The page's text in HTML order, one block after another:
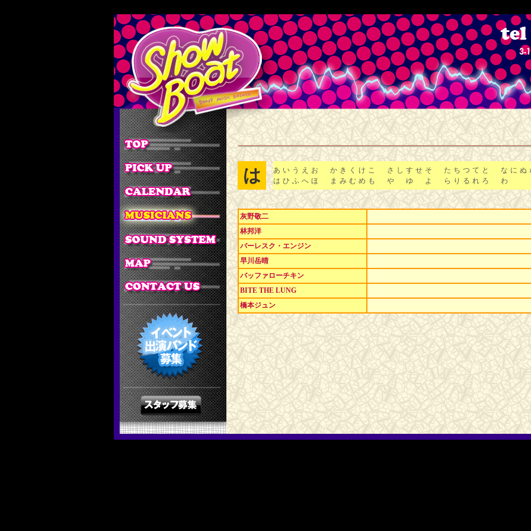
は あ い う え お か き く け こ さ し す せ そ た ち つ て と な に ぬ
は ひ ふ へ ほ ま み む め も や ゆ よ ら り る れ ろ わ
灰野敬二
林邦洋
バーレスク・エンジン
早川岳晴
バッファローチキン
BITE THE LUNG
橋本ジュン